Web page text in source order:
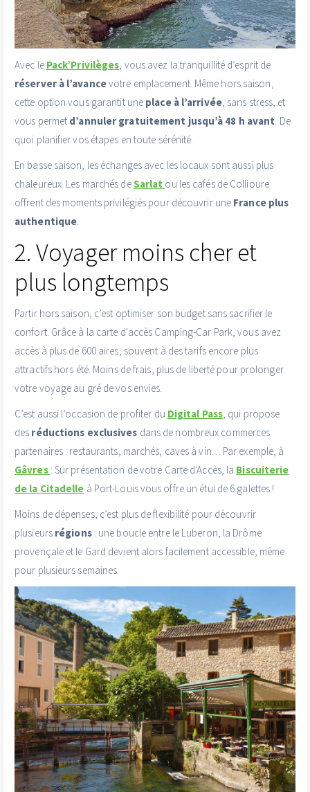
Avec le Pack’Privilèges, vous avez la tranquillité d’esprit de
réserver à l’avancevotre emplacement. Même hors saison,
cette option vous garantit une place à l’arrivée, sans stress, et
vous permet d’annuler gratuitement jusqu’à 48 h avant. De
quoi planifier vos étapes en toute sérénité.
En basse saison, les échanges avec les locaux sont aussi plus
chaleureux. Les marchés deSarlat ou les cafés de Collioure
offrent des moments privilégiés pour découvrir une France plus
authentique.
2. Voyager moins cher et
plus longtemps
Partir hors saison, c’est optimiser son budget sans sacrifier le
confort. Grâce à la carte d'accès Camping-Car Park, vous avez
accès à plus de 600 aires, souvent à des tarifs encore plus
attractifs hors été. Moins de frais, plus de liberté pour prolonger
votre voyage au gré de vos envies.
C’est aussi l’occasion de profiter du Digital Pass, qui propose
des réductions exclusives dans de nombreux commerces
partenaires : restaurants, marchés, caves à vin… Par exemple, à
Gâvres : Sur présentation de votre Carte d'Accès, la Biscuiterie
de la Citadelle à Port-Louis vous offre un étui de 6 galettes !
Moins de dépenses, c’est plus de flexibilité pour découvrir
plusieurs régions: une boucle entre le Luberon, la Drôme
provençale et le Gard devient alors facilement accessible, même
pour plusieurs semaines.